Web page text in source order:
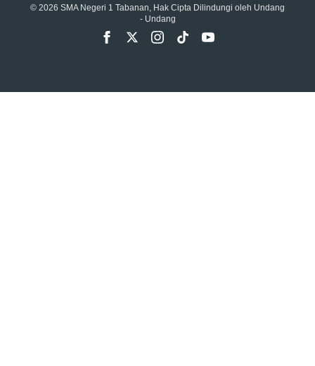
© 2026 SMA Negeri 1 Tabanan, Hak Cipta Dilindungi oleh Undang
- Undang